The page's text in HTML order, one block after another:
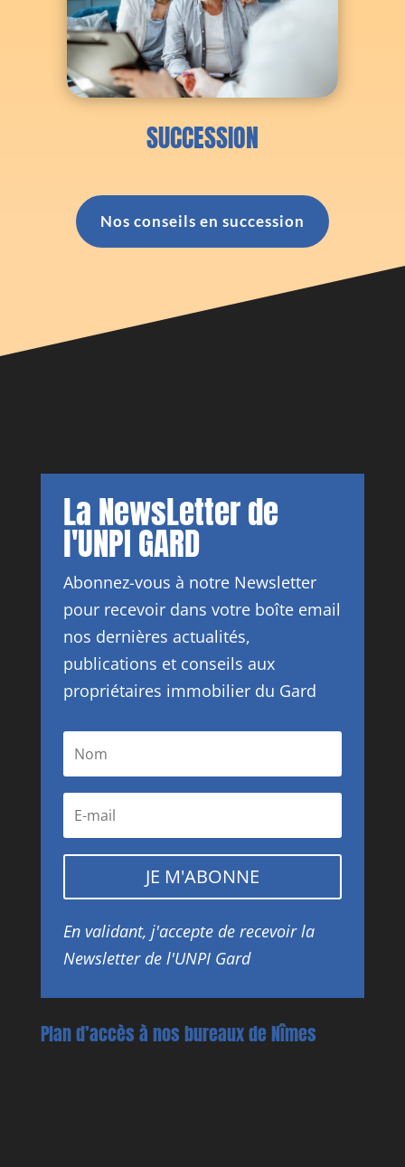
SUCCESSION
Nos conseils en succession
La NewsLetter de
l'UNPI GARD
Abonnez-vous à notre Newsletter
pour recevoir dans votre boîte email
nos dernières actualités,
publications et conseils aux
propriétaires immobilier du Gard
JE M'ABONNE
En validant, j'accepte de recevoir la
Newsletter de l'UNPI Gard
Plan d’accès à nos bureaux de Nîmes